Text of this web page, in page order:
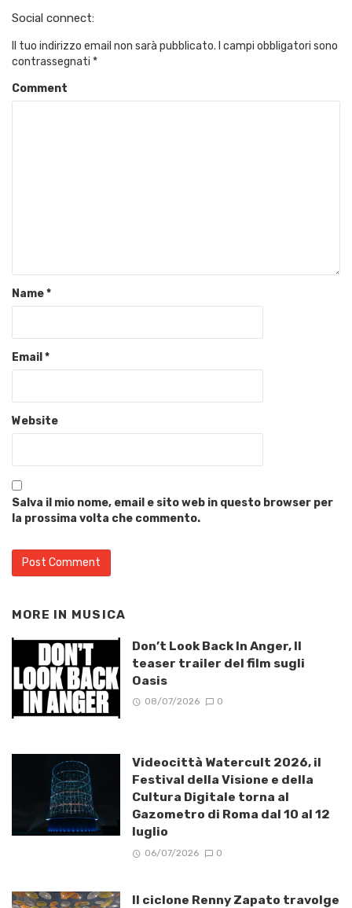
Social connect:
Il tuo indirizzo email non sarà pubblicato. I campi obbligatori sono
contrassegnati *
Comment
Name*
Email*
Website
Salva il mio nome, email e sito web in questo browser per
la prossima volta che commento.
MORE IN MUSICA
Don’t Look Back In Anger, Il
teaser trailer del film sugli
Oasis
08/07/2026 0
Videocittà Watercult 2026, il
Festival della Visione e della
Cultura Digitale torna al
Gazometro di Roma dal 10 al 12
luglio
06/07/2026 0
Il ciclone Renny Zapato travolge